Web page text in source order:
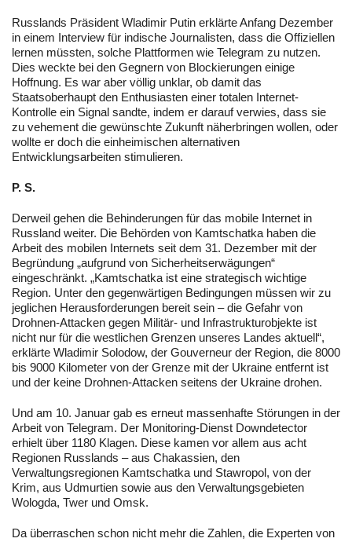
Russlands Präsident Wladimir Putin erklärte Anfang Dezember
in einem Interview für indische Journalisten, dass die Offiziellen
lernen müssten, solche Plattformen wie Telegram zu nutzen.
Dies weckte bei den Gegnern von Blockierungen einige
Hoffnung. Es war aber völlig unklar, ob damit das
Staatsoberhaupt den Enthusiasten einer totalen Internet-
Kontrolle ein Signal sandte, indem er darauf verwies, dass sie
zu vehement die gewünschte Zukunft näherbringen wollen, oder
wollte er doch die einheimischen alternativen
Entwicklungsarbeiten stimulieren.
P. S.
Derweil gehen die Behinderungen für das mobile Internet in
Russland weiter. Die Behörden von Kamtschatka haben die
Arbeit des mobilen Internets seit dem 31. Dezember mit der
Begründung „aufgrund von Sicherheitserwägungen“
eingeschränkt. „Kamtschatka ist eine strategisch wichtige
Region. Unter den gegenwärtigen Bedingungen müssen wir zu
jeglichen Herausforderungen bereit sein – die Gefahr von
Drohnen-Attacken gegen Militär- und Infrastrukturobjekte ist
nicht nur für die westlichen Grenzen unseres Landes aktuell“,
erklärte Wladimir Solodow, der Gouverneur der Region, die 8000
bis 9000 Kilometer von der Grenze mit der Ukraine entfernt ist
und der keine Drohnen-Attacken seitens der Ukraine drohen.
Und am 10. Januar gab es erneut massenhafte Störungen in der
Arbeit von Telegram. Der Monitoring-Dienst Downdetector
erhielt über 1180 Klagen. Diese kamen vor allem aus acht
Regionen Russlands – aus Chakassien, den
Verwaltungsregionen Kamtschatka und Stawropol, von der
Krim, aus Udmurtien sowie aus den Verwaltungsgebieten
Wologda, Twer und Omsk.
Da überraschen schon nicht mehr die Zahlen, die Experten von